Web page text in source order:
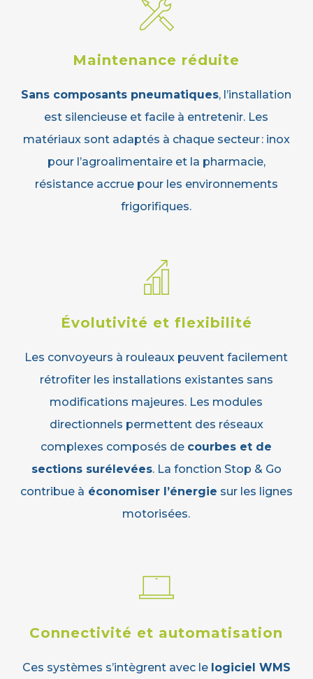
Maintenance réduite
Sans composants pneumatiques, l’installation
est silencieuse et facile à entretenir. Les
matériaux sont adaptés à chaque secteur : inox
pour l’agroalimentaire et la pharmacie,
résistance accrue pour les environnements
frigorifiques.
Évolutivité et flexibilité
Les convoyeurs à rouleaux peuvent facilement
rétrofiter les installations existantes sans
modifications majeures. Les modules
directionnels permettent des réseaux
complexes composés de courbes et de
sections surélevées. La fonction Stop & Go
contribue à économiser l’énergie sur les lignes
motorisées.
Connectivité et automatisation
Ces systèmes s’intègrent avec le logiciel WMS